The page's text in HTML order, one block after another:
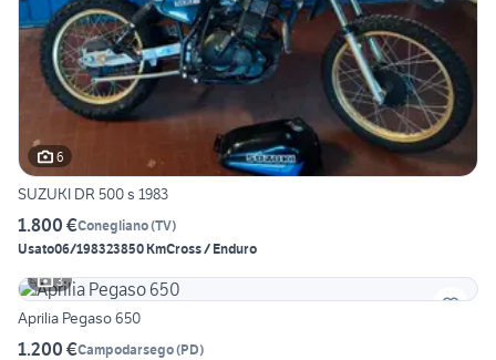
6
SUZUKI DR 500 s 1983
1.800 €Conegliano(TV)
Usato06/198323850 KmCross / Enduro
3
Aprilia Pegaso 650
1.200 €Campodarsego(PD)